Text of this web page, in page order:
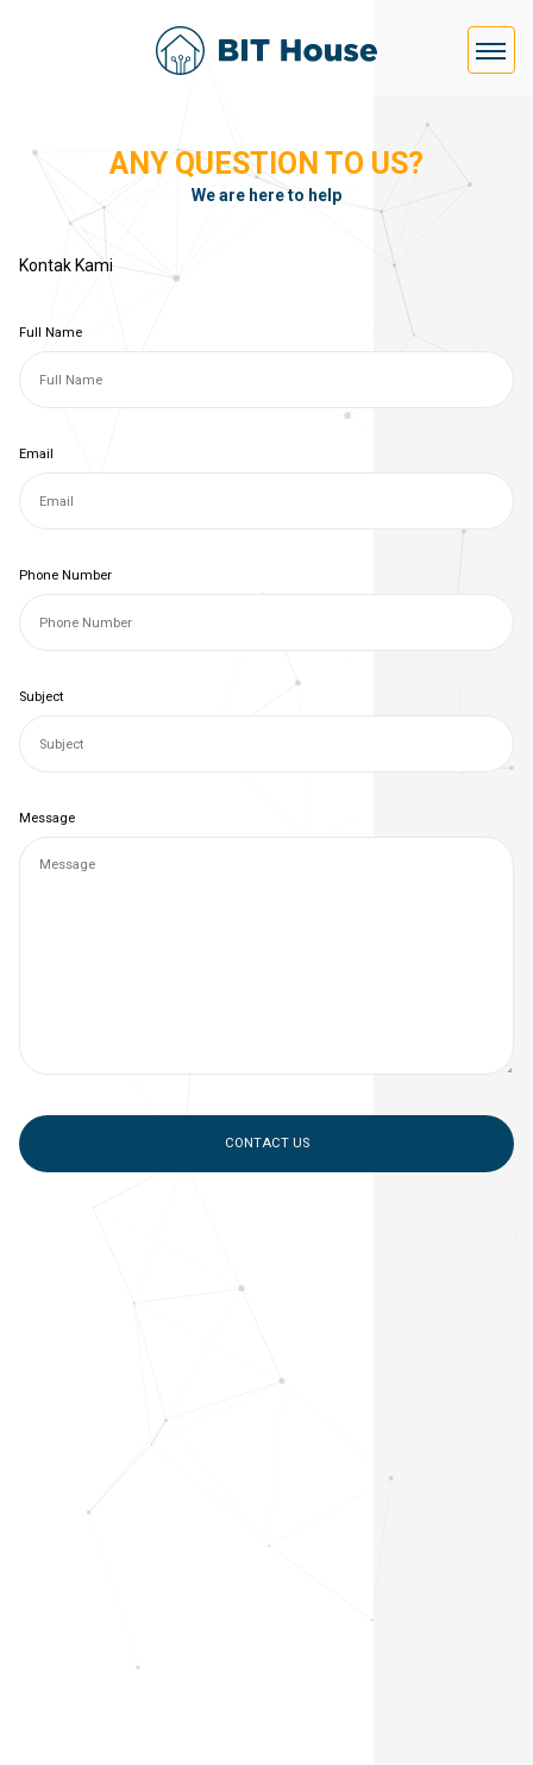
ANY QUESTION TO US?
We are here to help
Kontak Kami
Full Name
Email
Phone Number
Subject
Message
CONTACT US